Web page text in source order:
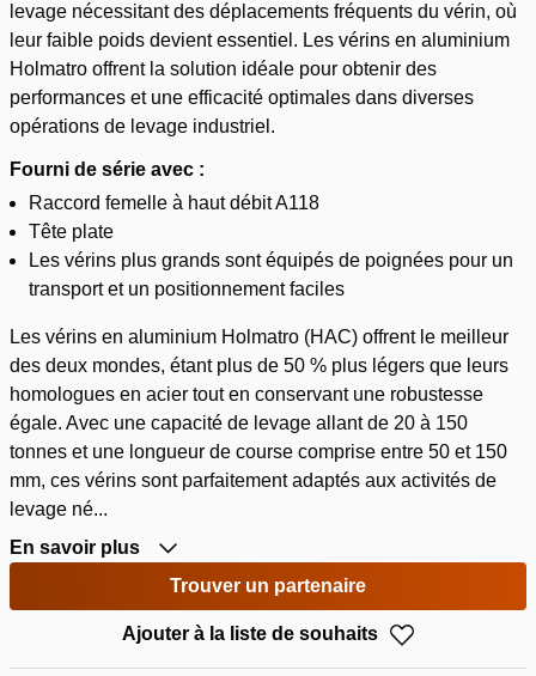
levage nécessitant des déplacements fréquents du vérin, où
leur faible poids devient essentiel. Les vérins en aluminium
Holmatro offrent la solution idéale pour obtenir des
performances et une efficacité optimales dans diverses
opérations de levage industriel.
Fourni de série avec :
Raccord femelle à haut débit A118
Tête plate
Les vérins plus grands sont équipés de poignées pour un
transport et un positionnement faciles
Les vérins en aluminium Holmatro (HAC) offrent le meilleur
des deux mondes, étant plus de 50 % plus légers que leurs
homologues en acier tout en conservant une robustesse
égale. Avec une capacité de levage allant de 20 à 150
tonnes et une longueur de course comprise entre 50 et 150
mm, ces vérins sont parfaitement adaptés aux activités de
levage né...
En savoir plus
Trouver un partenaire
Ajouter à la liste de souhaits